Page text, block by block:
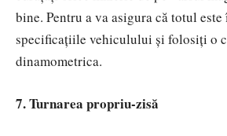
bine. Pentru a va asigura că totul
specificațiile vehiculului și folosiți o
dinamometrica.
7. Turnarea propriu-zisă